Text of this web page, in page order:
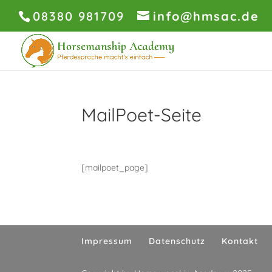
08380 981709 info@hmsac.de
MailPoet-Seite
[mailpoet_page]
Impressum Datenschutz Kontakt